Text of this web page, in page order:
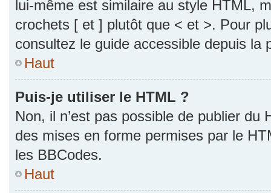
lui-même est similaire au style HTML,
crochets [ et ] plutôt que < et >. Pour
consultez le guide accessible depuis la
Haut
Puis-je utiliser le HTML ?
Non, il n’est pas possible de publier
des mises en forme permises par le
les BBCodes.
Haut